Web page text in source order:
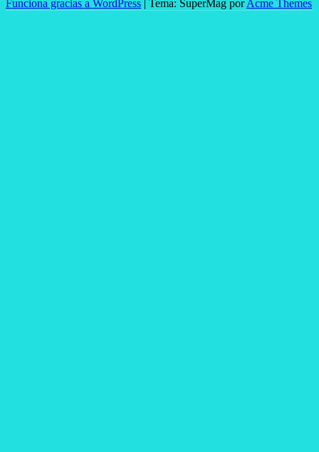
Funciona gracias a WordPress | Tema: SuperMag porAcme Themes